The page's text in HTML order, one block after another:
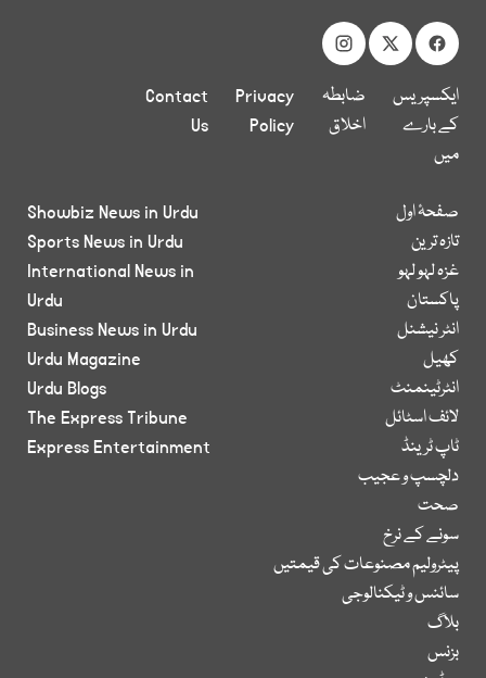
ایکسپریس
کے بارے
میں
ضابطہ
اخلاق
Privacy
Policy
Contact
Us
صفحۂ اول
تازہ ترین
غزہ لہو لہو
پاکستان
انٹر نیشنل
کھیل
انٹرٹینمنٹ
لائف اسٹائل
ٹاپ ٹرینڈ
دلچسپ و عجیب
صحت
سونے کے نرخ
پیٹرولیم مصنوعات کی قیمتیں
سائنس و ٹیکنالوجی
بلاگ
بزنس
Showbiz News in Urdu
Sports News in Urdu
International News in
Urdu
Business News in Urdu
Urdu Magazine
Urdu Blogs
The Express Tribune
Express Entertainment